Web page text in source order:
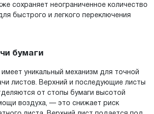
сохраняет неограниченное количество
быстрого и легкого переключения
бумаги
имеет уникальный механизм для точной
листов. Верхний и последующие листы
от стопы бумаги высотой
воздуха, — это снижает риск